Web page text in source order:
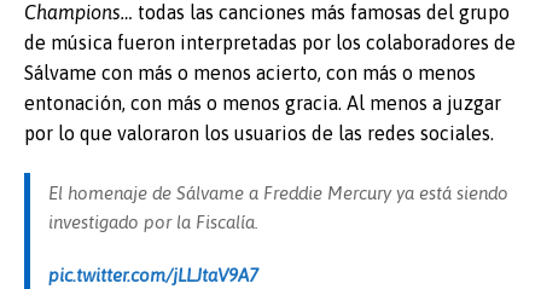
Champions… todas las canciones más famosas del grupo
de música fueron interpretadas por los colaboradores de
Sálvame con más o menos acierto, con más o menos
entonación, con más o menos gracia. Al menos a juzgar
por lo que valoraron los usuarios de las redes sociales.
El homenaje de Sálvame a Freddie Mercury ya está siendo
investigado por la Fiscalía.
pic.twitter.com/jLLJtaV9A7